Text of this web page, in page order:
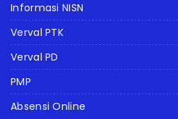
Informasi NISN
Verval PTK
Verval PD
PMP
Absensi Online